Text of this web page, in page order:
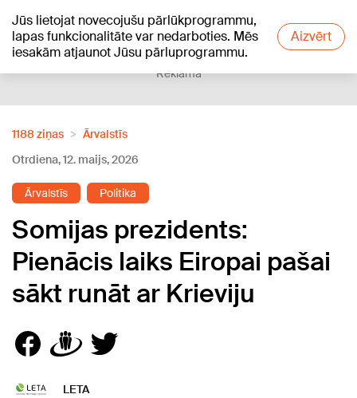
Jūs lietojat novecojušu pārlūkprogrammu,
lapas funkcionalitāte var nedarboties. Mēs
iesakām atjaunot Jūsu pārluprogrammu.
Aizvērt
+20°C
Reklāma
1188 ziņas
Ārvalstīs
Otrdiena, 12. maijs, 2026
Ārvalstīs Politika
Somijas prezidents:
Pienācis laiks Eiropai pašai
sākt runāt ar Krieviju
LETA